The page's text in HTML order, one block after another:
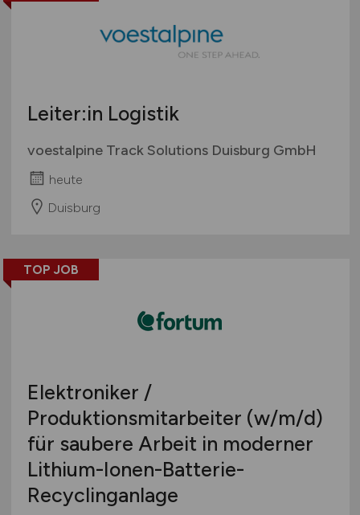
Leiter:in Logistik
voestalpine Track Solutions Duisburg GmbH
heute
Duisburg
TOP JOB
Elektroniker /
Produktionsmitarbeiter (w/m/d)
für saubere Arbeit in moderner
Lithium-Ionen-Batterie-
Recyclinganlage